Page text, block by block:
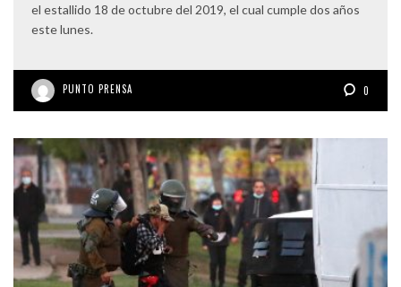
el estallido 18 de octubre del 2019, el cual cumple dos años
este lunes.
PUNTO PRENSA 0